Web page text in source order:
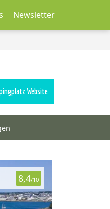
Newsletter
Website
8,4/10